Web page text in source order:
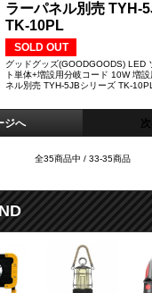
ラーパネル別売 TYH-
TK-10PL
SOLD OUT
グッドグッズ(GOODGOODS) LED
ト単体+増設用分岐コード 10W 増
ネル別売 TYH-5JBシリーズ TK-10PL
ジへ
全35商品中 / 33-35商品